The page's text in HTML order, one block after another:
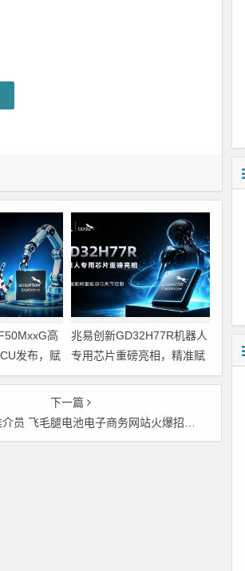
高
发布，赋
驱动革新
兆易创新GD32H77R机器人
专用芯片重磅亮相，精准赋
能伺服驱动与关节控制
下一篇
员 飞毛腿电池电子商务网站火爆招募在即